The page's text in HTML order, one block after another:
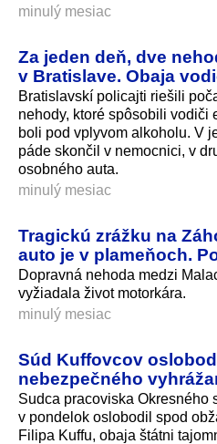
minulý mesiac
Za jeden deň, dve
v Bratislave. Obaja
Bratislavskí policajti riešili
nehody, ktoré spôsobili vodiči
boli pod vplyvom alkoholu. V
páde skončil v nemocnici, v
osobného auta.
minulý mesiac
Tragickú zrážku na
auto je v plameňoch.
Dopravná nehoda medzi
vyžiadala život motorkára.
minulý mesiac
Súd Kuffovcov
nebezpečného
Sudca pracoviska Okresného
v pondelok oslobodil spod
Filipa Kuffu, obaja štátni